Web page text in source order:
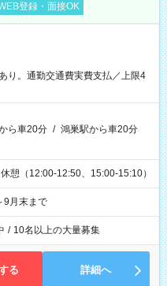
登録・面接OK
り。通勤交通費実費支払／上限4
ら車20分 / 鴻巣駅から車20分
憩（12:00-12:50、15:00-15:10）
9月末まで
/ 10名以上の大量募集
る 詳細へ